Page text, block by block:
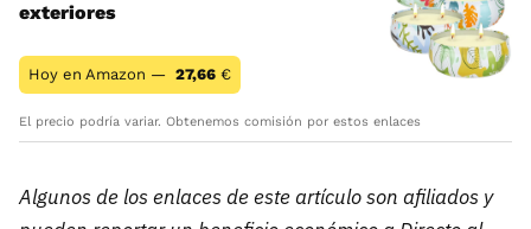
exteriores
Hoy en Amazon — 27,66 €
El precio podría variar. Obtenemos comisión por estos enlaces
Algunos de los enlaces de este artículo son afiliados y